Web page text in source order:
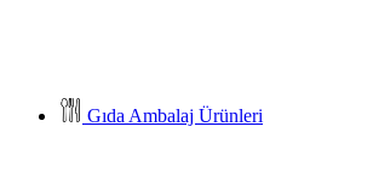
Gıda Ambalaj Ürünleri